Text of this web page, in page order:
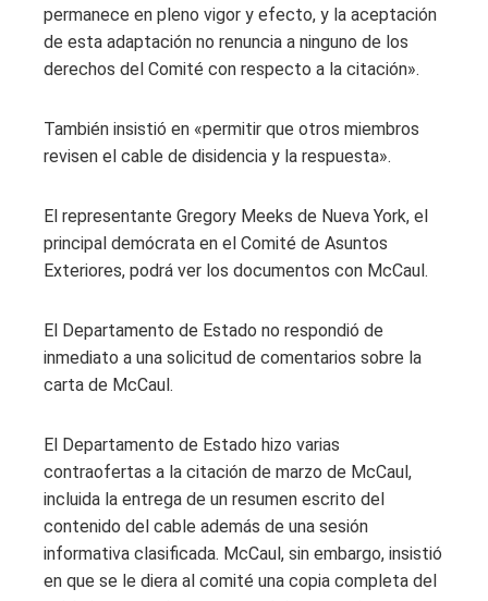
permanece en pleno vigor y efecto, y la aceptación
de esta adaptación no renuncia a ninguno de los
derechos del Comité con respecto a la citación».
También insistió en «permitir que otros miembros
revisen el cable de disidencia y la respuesta».
El representante Gregory Meeks de Nueva York, el
principal demócrata en el Comité de Asuntos
Exteriores, podrá ver los documentos con McCaul.
El Departamento de Estado no respondió de
inmediato a una solicitud de comentarios sobre la
carta de McCaul.
El Departamento de Estado hizo varias
contraofertas a la citación de marzo de McCaul,
incluida la entrega de un resumen escrito del
contenido del cable además de una sesión
informativa clasificada. McCaul, sin embargo, insistió
en que se le diera al comité una copia completa del